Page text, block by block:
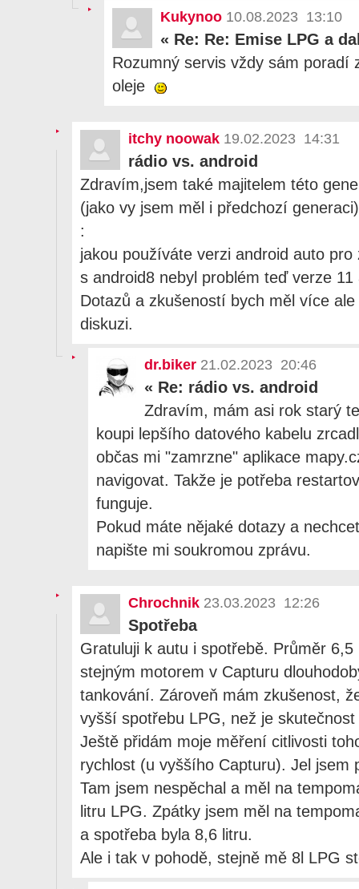
Kukynoo 10.08.2023 13:10
« Re: Re: Emise LPG a
Rozumný servis vždy sám poradí
oleje
itchy noowak 19.02.2023 14:31
rádio vs. android
Zdravím,jsem také majitelem této
(jako vy jsem měl i předchozí
:
jakou používáte verzi android auto
s android8 nebyl problém teď verze 11
Dotazů a zkušeností bych měl více
diskuzi.
dr.biker 21.02.2023 20:46
« Re: rádio vs. android
Zdravím, mám asi rok starý
koupi lepšího datového kabelu
občas mi "zamrzne" aplikace
navigovat. Takže je potřeba
funguje.
Pokud máte nějaké dotazy a
napište mi soukromou zprávu.
Chrochnik 23.03.2023 12:26
Spotřeba
Gratuluji k autu i spotřebě. Průměr
stejným motorem v Capturu
tankování. Zároveň mám zkušenost,
vyšší spotřebu LPG, než je
Ještě přidám moje měření citlivosti
rychlost (u vyššího Capturu). Jel jsem
Tam jsem nespěchal a měl na
litru LPG. Zpátky jsem měl na
a spotřeba byla 8,6 litru.
Ale i tak v pohodě, stejně mě 8l LPG